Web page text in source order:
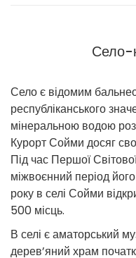
Село-
Село є відомим
республіканського
мінеральною водою
Курорт Сойми досяг
Під час Першої
міжвоєнний період
року в селі Сойми
500 місць.
В селі є аматорський
дерев’яний храм